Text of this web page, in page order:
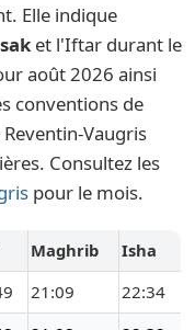
Elle indique
et l'Iftar durant le
août 2026 ainsi
conventions de
Vaugris
Consultez les
pour le mois.
Maghrib
Isha
21:09
22:34